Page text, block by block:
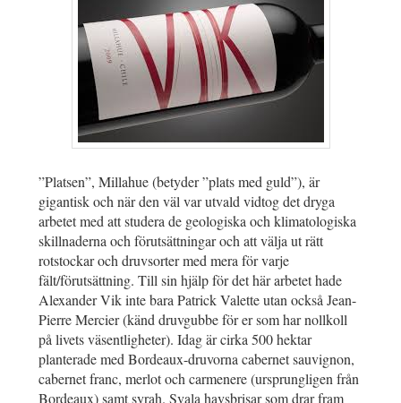
”Platsen”, Millahue (betyder ”plats med guld”), är
gigantisk och när den väl var utvald vidtog det dryga
arbetet med att studera de geologiska och klimatologiska
skillnaderna och förutsättningar och att välja ut rätt
rotstockar och druvsorter med mera för varje
fält/förutsättning. Till sin hjälp för det här arbetet hade
Alexander Vik inte bara Patrick Valette utan också Jean-
Pierre Mercier (känd druvgubbe för er som har nollkoll
på livets väsentligheter). Idag är cirka 500 hektar
planterade med Bordeaux-druvorna cabernet sauvignon,
cabernet franc, merlot och carmenere (ursprungligen från
Bordeaux) samt syrah. Svala havsbrisar som drar fram